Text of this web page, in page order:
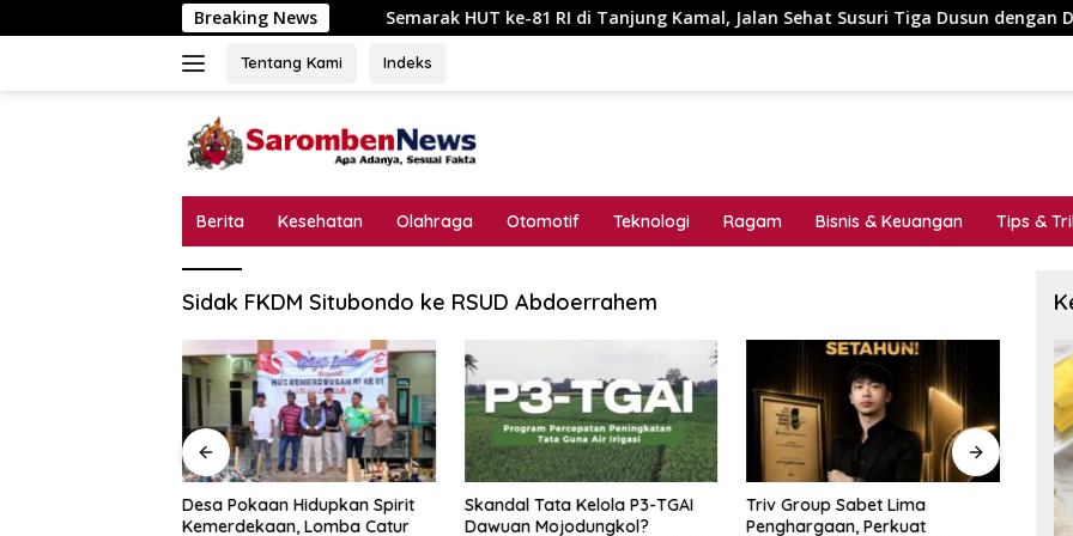
ke
Breaking NewsSemarak HUT ke-81 RI di Tanjung Kamal, Jalan Sehat Susuri Tiga Dusun dengan Doorprize
Tentang Kami Indeks
Berita Kesehatan Olahraga Otomotif Teknologi Ragam Bisnis & Keuangan Tips &
Sidak FKDM Situbondo ke RSUD Abdoerrahem
Desa Pokaan Hidupkan Spirit
Kemerdekaan, Lomba Catur
Skandal Tata Kelola P3-TGAI
Dawuan Mojodungkol?
Triv Group Sabet Lima
Penghargaan, Perkuat